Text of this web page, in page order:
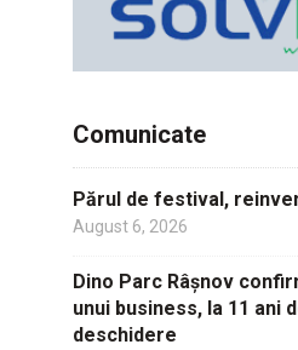
Comunicate
Părul de festival,
August 6, 2026
Dino Parc Râșnov
unui business, la 11 ani
deschidere